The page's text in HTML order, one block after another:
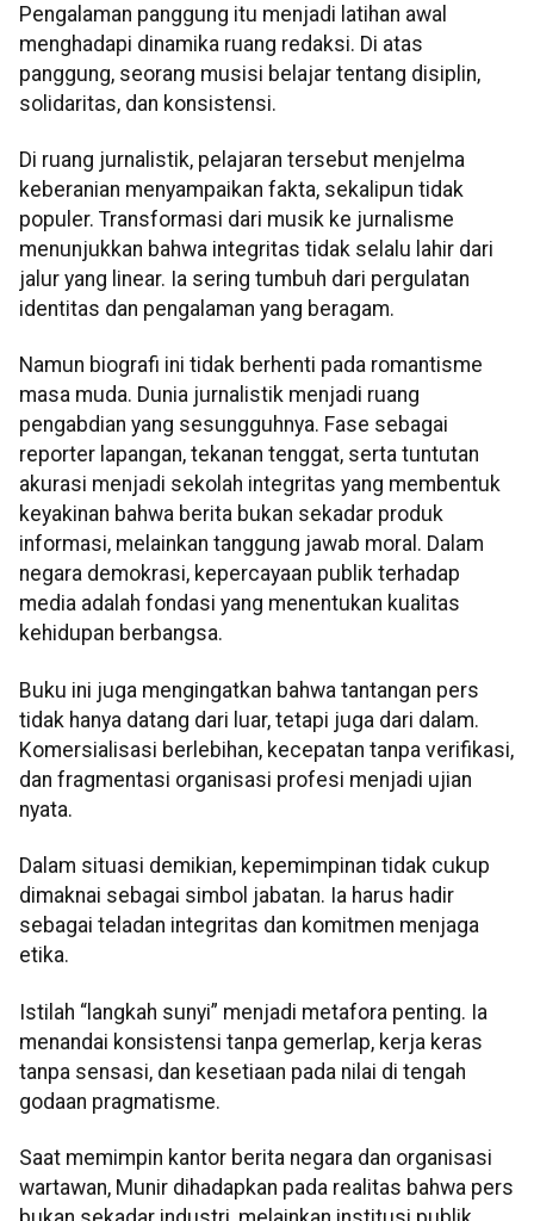
Pengalaman panggung itu menjadi latihan awal
menghadapi dinamika ruang redaksi. Di atas
panggung, seorang musisi belajar tentang disiplin,
solidaritas, dan konsistensi.
Di ruang jurnalistik, pelajaran tersebut menjelma
keberanian menyampaikan fakta, sekalipun tidak
populer. Transformasi dari musik ke jurnalisme
menunjukkan bahwa integritas tidak selalu lahir dari
jalur yang linear. Ia sering tumbuh dari pergulatan
identitas dan pengalaman yang beragam.
Namun biografi ini tidak berhenti pada romantisme
masa muda. Dunia jurnalistik menjadi ruang
pengabdian yang sesungguhnya. Fase sebagai
reporter lapangan, tekanan tenggat, serta tuntutan
akurasi menjadi sekolah integritas yang membentuk
keyakinan bahwa berita bukan sekadar produk
informasi, melainkan tanggung jawab moral. Dalam
negara demokrasi, kepercayaan publik terhadap
media adalah fondasi yang menentukan kualitas
kehidupan berbangsa.
Buku ini juga mengingatkan bahwa tantangan pers
tidak hanya datang dari luar, tetapi juga dari dalam.
Komersialisasi berlebihan, kecepatan tanpa verifikasi,
dan fragmentasi organisasi profesi menjadi ujian
nyata.
Dalam situasi demikian, kepemimpinan tidak cukup
dimaknai sebagai simbol jabatan. Ia harus hadir
sebagai teladan integritas dan komitmen menjaga
etika.
Istilah “langkah sunyi” menjadi metafora penting. Ia
menandai konsistensi tanpa gemerlap, kerja keras
tanpa sensasi, dan kesetiaan pada nilai di tengah
godaan pragmatisme.
Saat memimpin kantor berita negara dan organisasi
wartawan, Munir dihadapkan pada realitas bahwa pers